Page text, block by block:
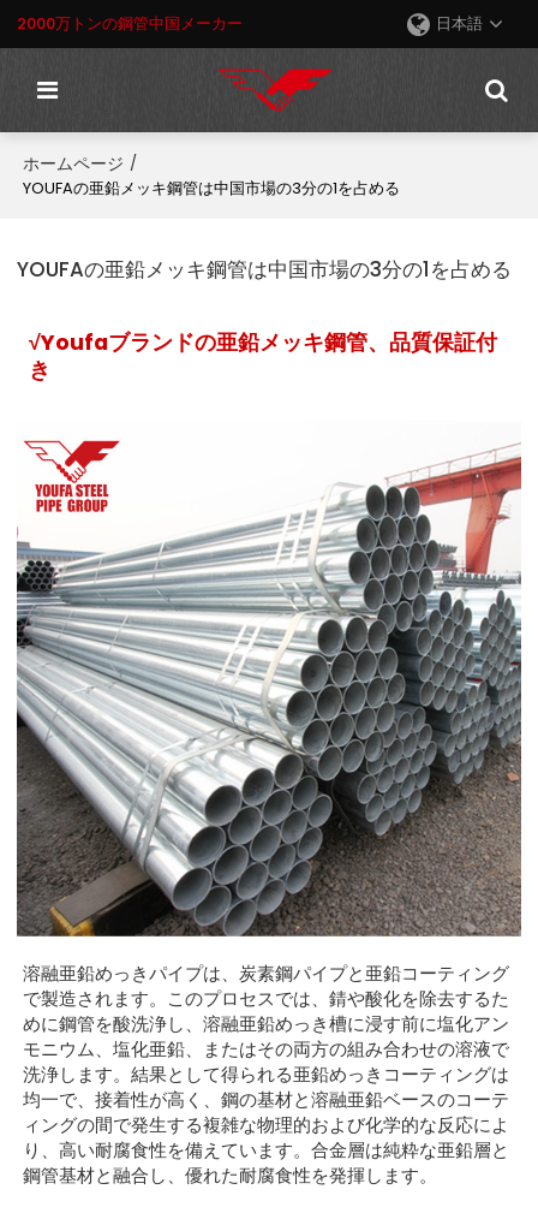
2000万トンの鋼管中国メーカー 日本語
ホームページ /
YOUFAの亜鉛メッキ鋼管は中国市場の3分の1を占める
YOUFAの亜鉛メッキ鋼管は中国市場の3分の1を占める
√Youfaブランドの亜鉛メッキ鋼管、品質保証付
き
溶融亜鉛めっきパイプは、炭素鋼パイプと亜鉛コーティング
で製造されます。このプロセスでは、錆や酸化を除去するた
めに鋼管を酸洗浄し、溶融亜鉛めっき槽に浸す前に塩化アン
モニウム、塩化亜鉛、またはその両方の組み合わせの溶液で
洗浄します。結果として得られる亜鉛めっきコーティングは
均一で、接着性が高く、鋼の基材と溶融亜鉛ベースのコーテ
ィングの間で発生する複雑な物理的および化学的な反応によ
り、高い耐腐食性を備えています。合金層は純粋な亜鉛層と
鋼管基材と融合し、優れた耐腐食性を発揮します。